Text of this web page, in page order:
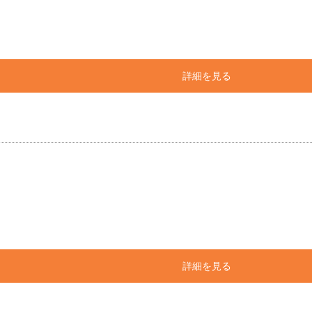
詳細を見る
詳細を見る